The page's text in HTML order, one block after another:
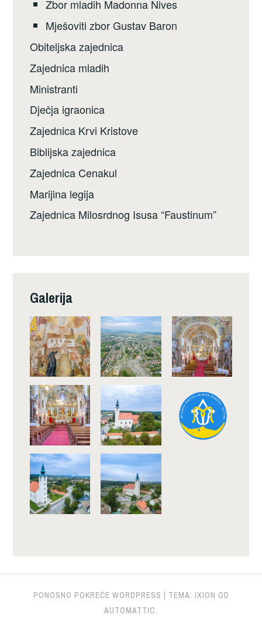
Zbor mladih Madonna Nives
Mješoviti zbor Gustav Baron
Obiteljska zajednica
Zajednica mladih
Ministranti
Dječja igraonica
Zajednica Krvi Kristove
Biblijska zajednica
Zajednica Cenakul
Marijina legija
Zajednica Milosrdnog Isusa “Faustinum”
Galerija
PONOSNO POKREĆE WORDPRESS | TEMA: IXION OD
AUTOMATTIC.